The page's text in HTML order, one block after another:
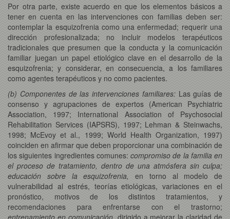
Por otra parte, existe acuerdo en que los elementos básicos a
tener en cuenta en las intervenciones con familias deben ser:
contemplar la esquizofrenia como una enfermedad; requerir una
dirección profesionalizada; no incluir modelos terapéuticos
tradicionales que presumen que la conducta y la comunicación
familiar juegan un papel etiológico clave en el desarrollo de la
esquizofrenia; y considerar, en consecuencia, a los familiares
como agentes terapéuticos y no como pacientes.
(b) Componentes de las intervenciones familiares:Las guías de
consenso y agrupaciones de expertos (American Psychiatric
Association, 1997; International Association of Psychosocial
Rehabilitation Services (IAPSRS), 1997; Lehman & Steinwachs,
1998; McEvoy et al., 1999; World Health Organization, 1997)
coinciden en afirmar que deben proporcionar una combinación de
los siguientes ingredientes comunes: compromiso de la familia en
el proceso de tratamiento, dentro de una atmósfera sin culpa;
educación sobre la esquizofrenia, en torno al modelo de
vulnerabilidad al estrés, teorías etiológicas, variaciones en el
pronóstico, motivos de los distintos tratamientos, y
recomendaciones para enfrentarse con el trastorno;
entrenamiento en comunicación, dirigido a mejorar la claridad de